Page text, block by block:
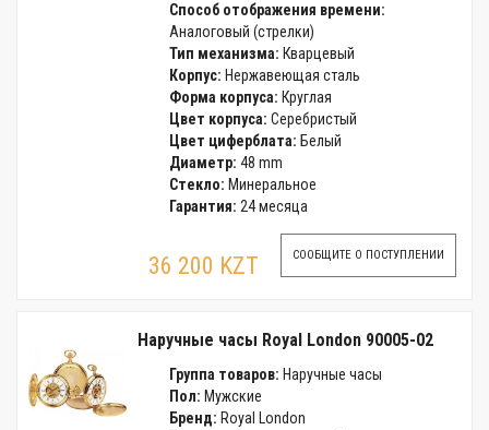
Способ отображения времени:
Аналоговый (стрелки)
Тип механизма: Кварцевый
Корпус: Нержавеющая сталь
Форма корпуса: Круглая
Цвет корпуса: Серебристый
Цвет циферблата: Белый
Диаметр: 48 mm
Стекло: Минеральное
Гарантия: 24 месяца
36 200 KZT СООБЩИТЕ О ПОСТУПЛЕНИИ
Наручные часы Royal London 90005-02
Группа товаров: Наручные часы
Пол: Мужские
Бренд: Royal London